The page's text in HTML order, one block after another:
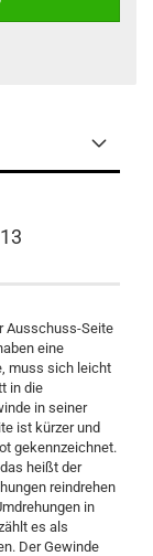
Ausschuss-Seite
eine
muss sich leicht
in die
in seiner
ist kürzer und
gekennzeichnet.
heißt der
reindrehen
in
es als
Der Gewinde